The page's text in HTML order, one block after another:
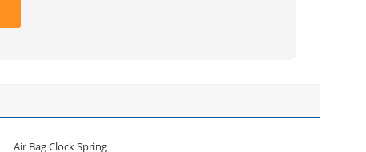
Air Bag Clock Spring